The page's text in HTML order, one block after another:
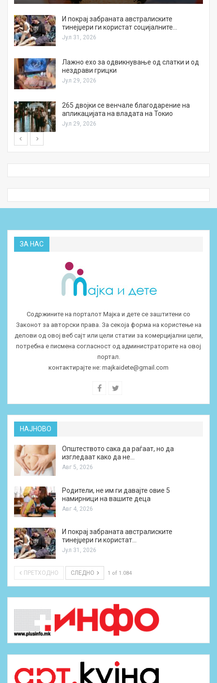
И покрај забраната австралиските
тинејџери ги користат социјалните…
Јул 31, 2026
Лажно ехо за одвикнување од слатки и од
нездрави грицки
Јул 29, 2026
265 двојки се венчале благодарение на
апликацијата на владата на Токио
Јул 29, 2026
ЗА НАС
Содржините на порталот Мајка и дете се заштитени со
Законот за авторски права. За секоја форма на користење на
делови од овој веб сајт или цели статии за комерцијални цели,
потребна е писмена согласност од администраторите на овој
портал.
контактирајте не: majkaidete@gmail.com
НАЈНОВО
Општеството сака да раѓаат, но да
изгледаат како да не…
Авг 5, 2026
Родители, не им ги давајте овие 5
намирници на вашите деца
Авг 4, 2026
И покрај забраната австралиските
тинејџери ги користат…
Јул 31, 2026
ПРЕТХОДНО СЛЕДНО 1 of 1.084